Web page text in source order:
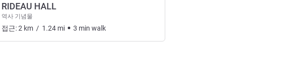
RIDEAU HALL
역사 기념물
접근:2 km / 1.24 mi 3 min walk